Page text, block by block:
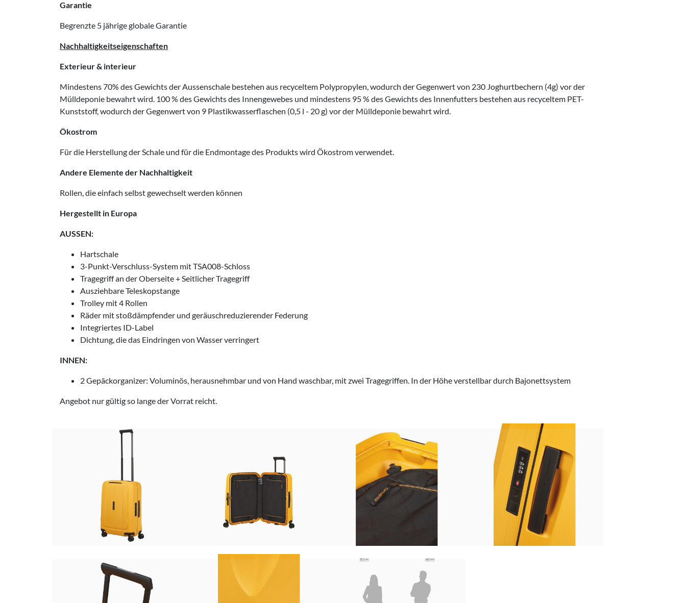
Garantie
Begrenzte 5 jährige globale Garantie
Nachhaltigkeitseigenschaften
Exterieur & interieur
Mindestens 70% des Gewichts der Aussenschale bestehen aus recyceltem Polypropylen, wodurch der Gegenwert von 230 Joghurtbechern (4g) vor der
Mülldeponie bewahrt wird. 100 % des Gewichts des Innengewebes und mindestens 95 % des Gewichts des Innenfutters bestehen aus recyceltem PET-
Kunststoff, wodurch der Gegenwert von 9 Plastikwasserflaschen (0,5 l - 20 g) vor der Mülldeponie bewahrt wird.
Ökostrom
Für die Herstellung der Schale und für die Endmontage des Produkts wird Ökostrom verwendet.
Andere Elemente der Nachhaltigkeit
Rollen, die einfach selbst gewechselt werden können
Hergestellt in Europa
AUSSEN:
Hartschale
3-Punkt-Verschluss-System mit TSA008-Schloss
Tragegriff an der Oberseite + Seitlicher Tragegriff
Ausziehbare Teleskopstange
Trolley mit 4 Rollen
Räder mit stoßdämpfender und geräuschreduzierender Federung
Integriertes ID-Label
Dichtung, die das Eindringen von Wasser verringert
INNEN:
2 Gepäckorganizer: Voluminös, herausnehmbar und von Hand waschbar, mit zwei Tragegriffen. In der Höhe verstellbar durch Bajonettsystem
Angebot nur gültig so lange der Vorrat reicht.